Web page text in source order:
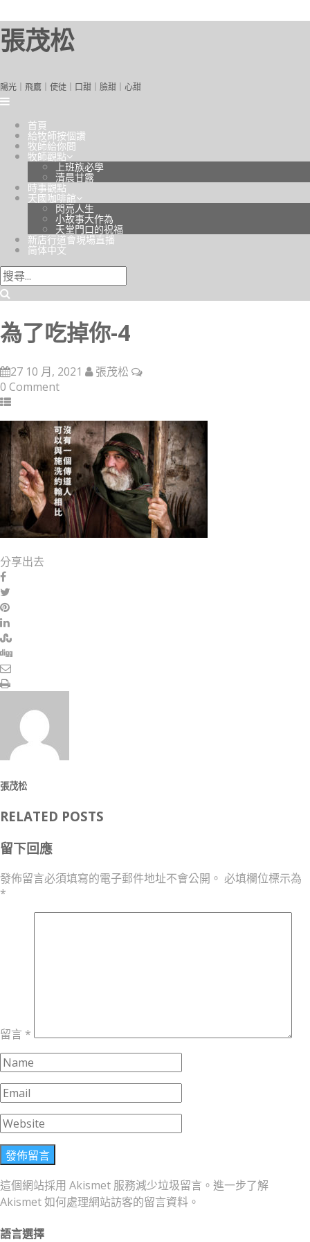
張茂松
陽光｜飛鷹｜使徒｜口甜｜臉甜｜心甜
首頁
給牧師按個讚
牧師給你問
牧師觀點
上班族必學
清晨甘露
時事觀點
天國咖啡館
閃亮人生
小故事大作為
天堂門口的祝福
新店行道會現場直播
简体中文
為了吃掉你-4
27 10 月, 2021
張茂松
0 Comment
分享出去
張茂松
RELATED POSTS
留下回應
發佈留言必須填寫的電子郵件地址不會公開。 必填欄位標示為
*
留言 *
這個網站採用 Akismet 服務減少垃圾留言。 進一步了解
Akismet 如何處理網站訪客的留言資料 。
語言選擇